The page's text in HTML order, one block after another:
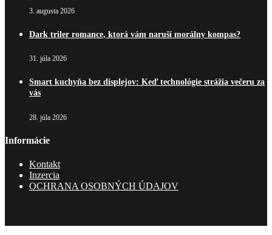
3. augusta 2026
Dark triler romance, ktorá vám naruší morálny kompas?
31. júla 2026
Smart kuchyňa bez displejov: Keď technológie strážia večeru za
vás
28. júla 2026
Informácie
Kontakt
Inzercia
OCHRANA OSOBNÝCH ÚDAJOV